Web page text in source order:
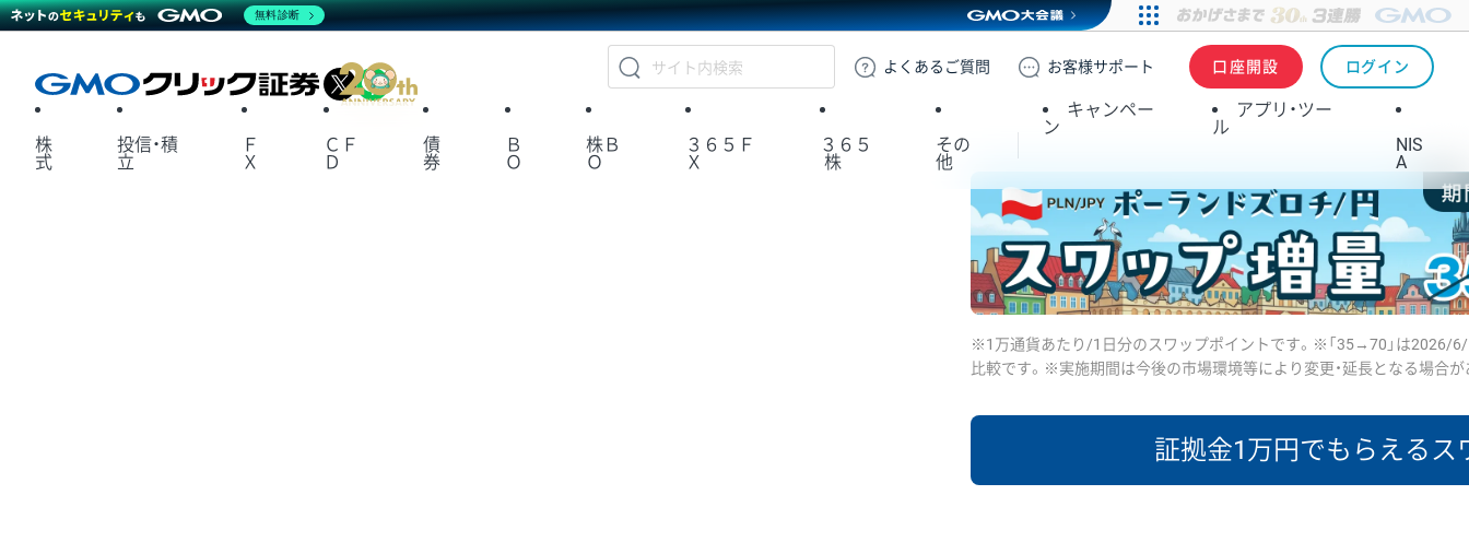
GMOクリック証券
よくある ご質問 お客様サポート 口座開設 ログイン
X
株
式
投信・積
立
Ｆ
Ｘ
ＣＦ
Ｄ
債
券
Ｂ
Ｏ
株Ｂ
Ｏ
３６５Ｆ
Ｘ
３６５
株
その
他
キャンペー
ン
アプリ・ツー
ル
NIS
A
※1万通貨あたり/1日分のスワップポイントです。※「35→70」は2026/6/
比較です。※実施期間は今後の市場環境等により変更・延長となる場合が
証拠金1万円でもらえるス
無料診断